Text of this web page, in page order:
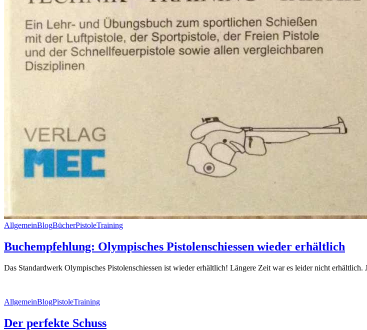
AllgemeinBlogBücherPistoleTraining
Buchempfehlung: Olympisches Pistolenschiessen wieder erhältlich
Das Standardwerk Olympisches Pistolenschiessen ist wieder erhältlich! Längere Zeit war es leider nicht
AllgemeinBlogPistoleTraining
Der perfekte Schuss